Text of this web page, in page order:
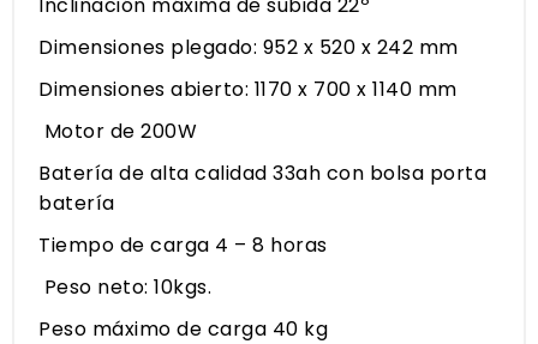
Dimensiones plegado: 952 x 520 x 242 mm
Dimensiones abierto: 1170 x 700 x 1140 mm
Motor de 200W
Batería de alta calidad 33ah con bolsa porta
batería
Tiempo de carga 4 – 8 horas
Peso neto: 10kgs.
Peso máximo de carga 40 kg